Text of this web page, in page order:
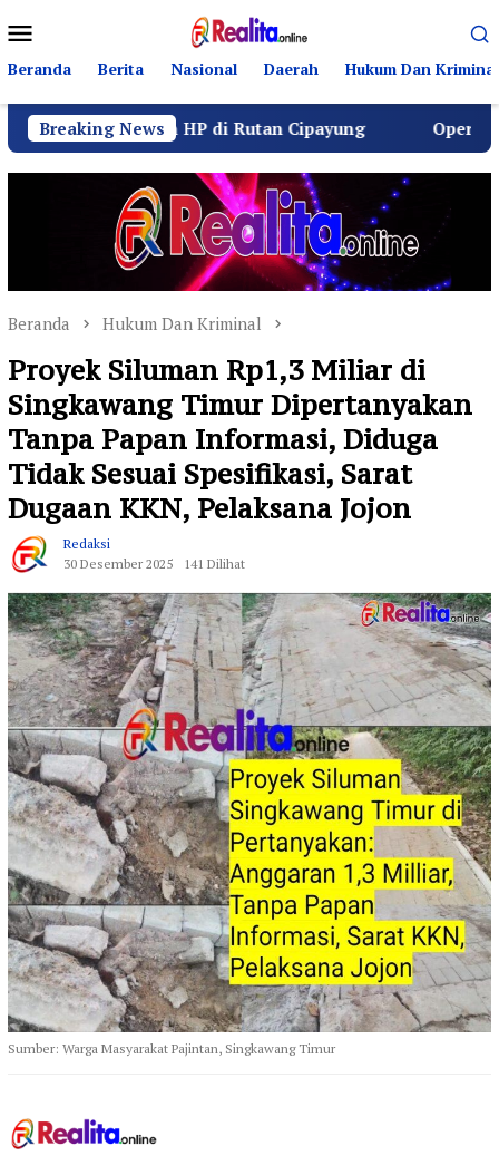
ke
kontenMobile
Beranda Berita Nasional Daerah Hukum Dan Kriminal
Breaking News
HP di Rutan Cipayung Operasi Senyap
Beranda Hukum Dan Kriminal
Proyek Siluman Rp1,3 Miliar di
Singkawang Timur Dipertanyakan
Tanpa Papan Informasi, Diduga
Tidak Sesuai Spesifikasi, Sarat
Dugaan KKN, Pelaksana Jojon
Redaksi
30 Desember 2025
141 Dilihat
Sumber: Warga Masyarakat Pajintan, Singkawang Timur